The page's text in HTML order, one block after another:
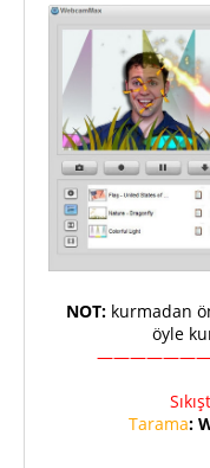
NOT: kurmadan
öyle
Tarama: